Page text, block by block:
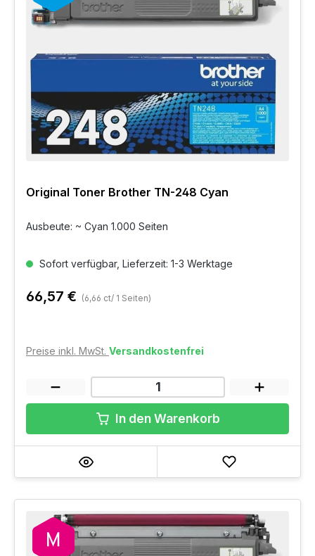
Original Toner Brother TN-248 Cyan
Ausbeute: ~ Cyan 1.000 Seiten
Sofort verfügbar, Lieferzeit: 1-3 Werktage
66,57 € (6,66 ct/ 1 Seiten)
Preise inkl. MwSt. Versandkostenfrei
In den Warenkorb